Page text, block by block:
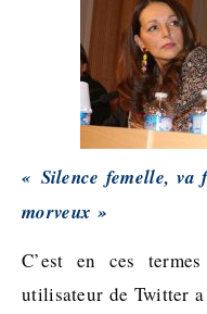
« Silence femelle, va
morveux »
C’est en ces
utilisateur de Twitter